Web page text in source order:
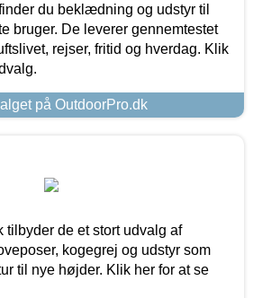
du beklædning og udstyr til
bruger. De leverer gennemtestet
rejser, fritid og hverdag. Klik
på OutdoorPro.dk
tilbyder de et stort udvalg af
kogegrej og udstyr som
til nye højder. Klik her for at se